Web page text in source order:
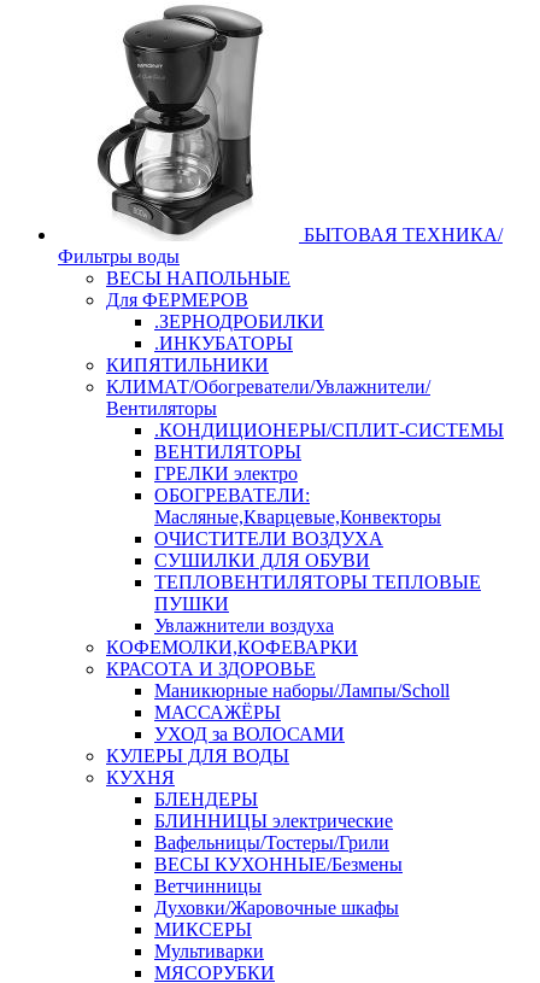
БЫТОВАЯ ТЕХНИКА/
Фильтры воды
ВЕСЫ НАПОЛЬНЫЕ
Для ФЕРМЕРОВ
.ЗЕРНОДРОБИЛКИ
.ИНКУБАТОРЫ
КИПЯТИЛЬНИКИ
КЛИМАТ/Обогреватели/Увлажнители/
Вентиляторы
.КОНДИЦИОНЕРЫ/СПЛИТ-СИСТЕМЫ
ВЕНТИЛЯТОРЫ
ГРЕЛКИ электро
ОБОГРЕВАТЕЛИ:
Масляные,Кварцевые,Конвекторы
ОЧИСТИТЕЛИ ВОЗДУХА
СУШИЛКИ ДЛЯ ОБУВИ
ТЕПЛОВЕНТИЛЯТОРЫ ТЕПЛОВЫЕ
ПУШКИ
Увлажнители воздуха
КОФЕМОЛКИ,КОФЕВАРКИ
КРАСОТА И ЗДОРОВЬЕ
Маникюрные наборы/Лампы/Scholl
МАССАЖЁРЫ
УХОД за ВОЛОСАМИ
КУЛЕРЫ ДЛЯ ВОДЫ
КУХНЯ
БЛЕНДЕРЫ
БЛИННИЦЫ электрические
Вафельницы/Тостеры/Грили
ВЕСЫ КУХОННЫЕ/Безмены
Ветчинницы
Духовки/Жаровочные шкафы
МИКСЕРЫ
Мультиварки
МЯСОРУБКИ